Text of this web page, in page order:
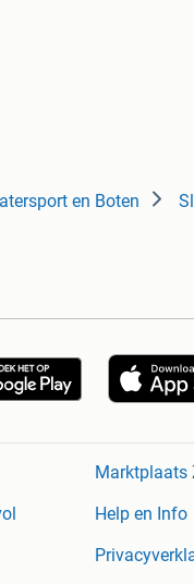
en Boten
Marktplaats
Help en Info